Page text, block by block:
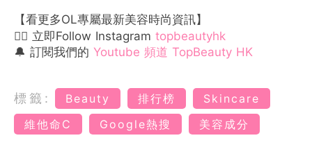
【看更多OL專屬最新美容時尚資訊】
👉🏻 立即Follow Instagram topbeautyhk
🔔 訂閱我們的 Youtube 頻道 TopBeauty HK
標籤: Beauty 排行榜
Skincare
維他命C
Google熱搜 美容成分